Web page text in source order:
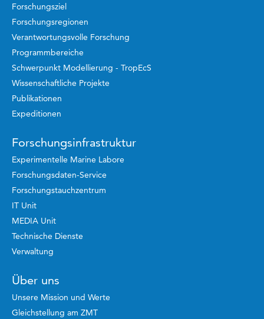
Forschungsziel
Forschungsregionen
Verantwortungsvolle Forschung
Programmbereiche
Schwerpunkt Modellierung - TropEcS
Wissenschaftliche Projekte
Publikationen
Expeditionen
Forschungsinfrastruktur
Experimentelle Marine Labore
Forschungsdaten-Service
Forschungstauchzentrum
IT Unit
MEDIA Unit
Technische Dienste
Verwaltung
Über uns
Unsere Mission und Werte
Gleichstellung am ZMT